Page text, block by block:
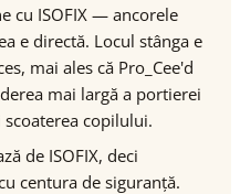
cu ISOFIX — ancorele
e directă. Locul stânga e
mai ales că Pro_Cee'd
mai largă a portierei
copilului.
de ISOFIX, deci
centura de siguranță.